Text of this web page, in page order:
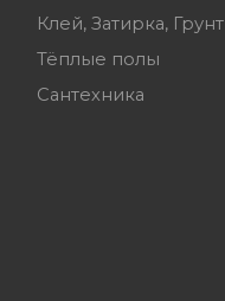
Клей, Затирка, Грунт
Тёплые полы
Сантехника